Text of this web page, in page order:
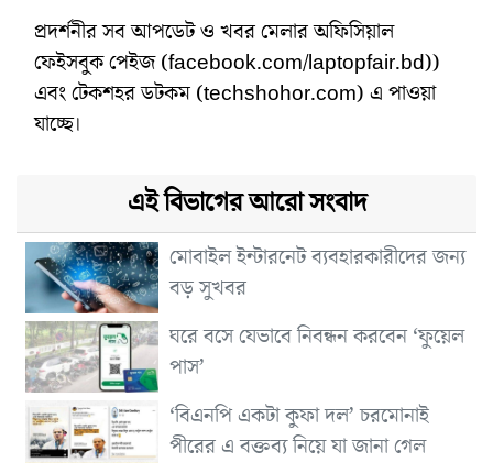
প্রদর্শনীর সব আপডেট ও খবর মেলার অফিসিয়াল
ফেইসবুক পেইজ (facebook.com/laptopfair.bd))
এবং টেকশহর ডটকম (techshohor.com) এ পাওয়া
যাচ্ছে।
এই বিভাগের আরো সংবাদ
মোবাইল ইন্টারনেট ব্যবহারকারীদের জন্য
বড় সুখবর
ঘরে বসে যেভাবে নিবন্ধন করবেন ‘ফুয়েল
পাস’
‘বিএনপি একটা কুফা দল’ চরমোনাই
পীরের এ বক্তব্য নিয়ে যা জানা গেল